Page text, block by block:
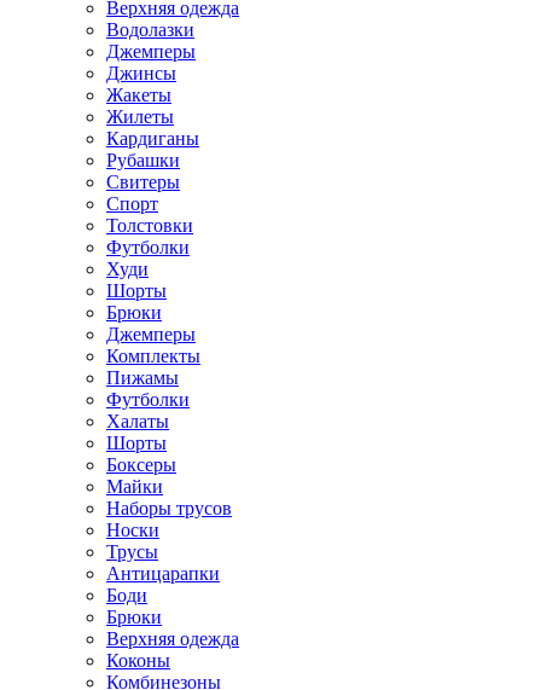
Верхняя одежда
Водолазки
Джемперы
Джинсы
Жакеты
Жилеты
Кардиганы
Рубашки
Свитеры
Спорт
Толстовки
Футболки
Худи
Шорты
Брюки
Джемперы
Комплекты
Пижамы
Футболки
Халаты
Шорты
Боксеры
Майки
Наборы трусов
Носки
Трусы
Антицарапки
Боди
Брюки
Верхняя одежда
Коконы
Комбинезоны